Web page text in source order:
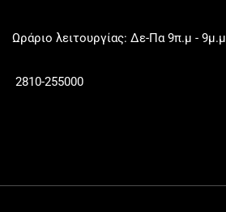
Ωράριο λειτουργίας: Δε-Πα 9π.μ - 9μ.μ
2810-255000